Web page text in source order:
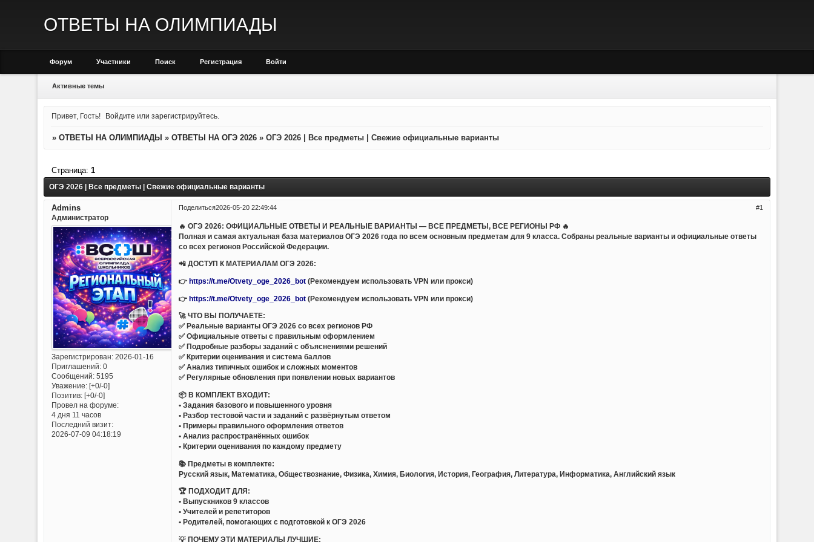
ОТВЕТЫ НА ОЛИМПИАДЫ
Форум Участники Поиск Регистрация Войти
Активные темы
Привет, Гость! Войдите илизарегистрируйтесь
» ОТВЕТЫ НА ОЛИМПИАДЫ » ОТВЕТЫ НА ОГЭ 2026 » ОГЭ 2026 | Все предметы | Свежие официальные варианты
ОГЭ 2026 | Все предметы | Свежие официальные варианты
Страница: 1
Поделиться 1
2026-05-20 22:49:44
Admins
Администратор
Зарегистрирован: 2026-01-16
Приглашений:0
Сообщений:5195
Уважение: [+0/-0]
Позитив: [+0/-0]
Провел на форуме:
4 дня 11 часов
Последний визит:
2026-07-09 04:18:19
🔥 ОГЭ 2026: ОФИЦИАЛЬНЫЕ ОТВЕТЫ И РЕАЛЬНЫЕ ВАРИАНТЫ — ВСЕ ПРЕДМЕТЫ, ВСЕ РЕГИОНЫ РФ 🔥
Полная и самая актуальная база материалов ОГЭ 2026 года по всем основным предметам для 9 класса. Собраны реальные варианты и официальные ответы
со всех регионов Российской Федерации.
📲 ДОСТУП К МАТЕРИАЛАМ ОГЭ 2026:
👉 https://t.me/Otvety_oge_2026_bot (Рекомендуем использовать VPN или прокси)
👉https://t.me/Otvety_oge_2026_bot (Рекомендуем использовать VPN или прокси)
🚀 ЧТО ВЫ ПОЛУЧАЕТЕ:
✅ Реальные варианты ОГЭ 2026 со всех регионов РФ
✅ Официальные ответы с правильным оформлением
✅ Подробные разборы заданий с объяснениями решений
✅ Критерии оценивания и система баллов
✅ Анализ типичных ошибок и сложных моментов
✅ Регулярные обновления при появлении новых вариантов
📦 В КОМПЛЕКТ ВХОДИТ:
• Задания базового и повышенного уровня
• Разбор тестовой части и заданий с развёрнутым ответом
• Примеры правильного оформления ответов
• Анализ распространённых ошибок
• Критерии оценивания по каждому предмету
📚 Предметы в комплекте:
Русский язык, Математика, Обществознание, Физика, Химия, Биология, История, География, Литература, Информатика, Английский язык
🏆 ПОДХОДИТ ДЛЯ:
• Выпускников 9 классов
• Учителей и репетиторов
• Родителей, помогающих с подготовкой к ОГЭ 2026
💡 ПОЧЕМУ ЭТИ МАТЕРИАЛЫ ЛУЧШИЕ: